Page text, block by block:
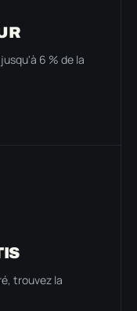
6 % de la
trouvez la